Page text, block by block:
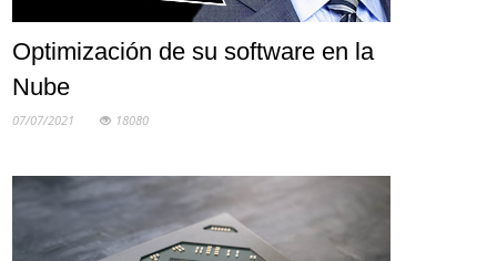
Optimización de su software en la
Nube
07/07/2021 18080